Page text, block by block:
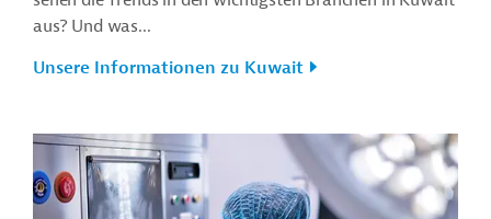
aus? Und was...
Unsere Informationen zu Kuwait